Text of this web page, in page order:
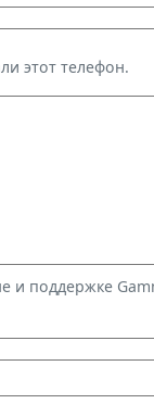
этот телефон.
поддержке